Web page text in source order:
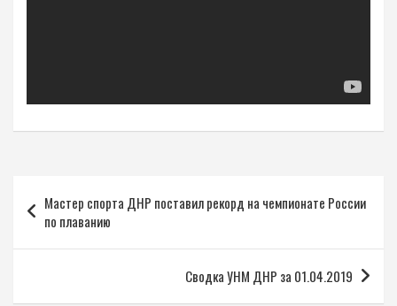
по
записям
Мастер спорта ДНР поставил рекорд на чемпионате России
по плаванию
Сводка УНМ ДНР за 01.04.2019